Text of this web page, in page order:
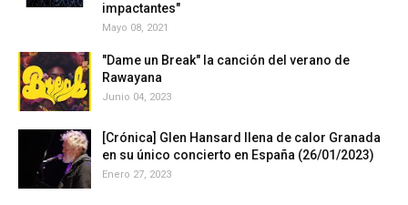
impactantes"
Mayo 08, 2021
"Dame un Break" la canción del verano de
Rawayana
Junio 04, 2023
[Crónica] Glen Hansard llena de calor Granada
en su único concierto en España (26/01/2023)
Enero 27, 2023